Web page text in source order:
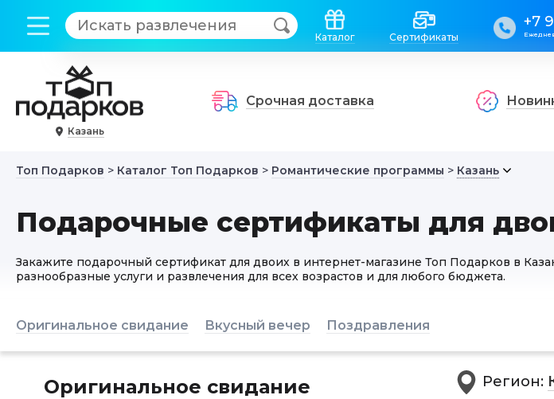
Каталог Сертификаты
+7
Казань
Срочная доставка
Топ Подарков > Каталог Топ Подарков > Романтические программы > Казань
Подарочные сертификаты для
Закажите подарочный сертификат для двоих в интернет-магазине Топ Подарков в
разнообразные услуги и развлечения для всех возрастов и для любого бюджета.
Оригинальное свидание Вкусный вечер Поздравления
Оригинальное свидание Регион: